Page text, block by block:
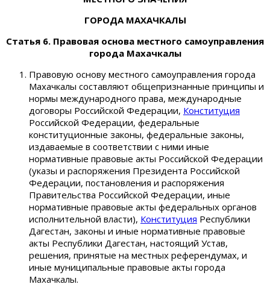
ГОРОДА МАХАЧКАЛЫ
Статья 6. Правовая основа местного самоуправления
города Махачкалы
Правовую основу местного самоуправления города
Махачкалы составляют общепризнанные принципы и
нормы международного права, международные
договоры Российской Федерации, Конституция
Российской Федерации, федеральные
конституционные законы, федеральные законы,
издаваемые в соответствии с ними иные
нормативные правовые акты Российской Федерации
(указы и распоряжения Президента Российской
Федерации, постановления и распоряжения
Правительства Российской Федерации, иные
нормативные правовые акты федеральных органов
исполнительной власти), Конституция Республики
Дагестан, законы и иные нормативные правовые
акты Республики Дагестан, настоящий Устав,
решения, принятые на местных референдумах, и
иные муниципальные правовые акты города
Махачкалы.